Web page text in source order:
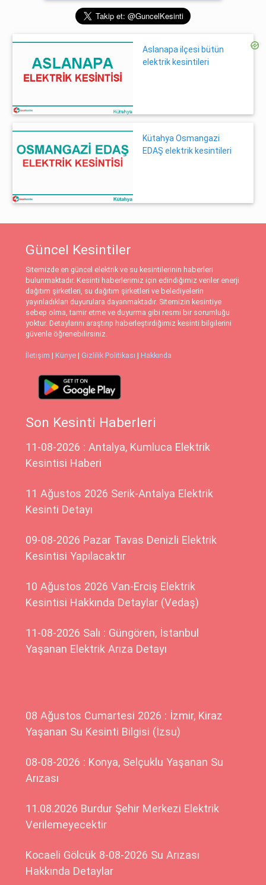
Aslanapa ilçesi bütün
elektrik kesintileri
Kütahya Osmangazi
EDAŞ elektrik kesintileri
Güncel Kesintiler
Sitemizde en güncel elektrik ve su kesintilerinin haberleri
bulunmaktadır. Kesinti haberlerimiz için edindiğimiz veriler enerji
dağıtım şirketleri, su dağıtım şirketleri ve belediyelerin
yayınladıkları duyurulara dayanmaktadır. Sitemizin kesintiye
sebep olma, tamir etme ve duyurma gibi resmi bir sorumluğu
yoktur. Detaylarını araştırıp haberleştirdiğimiz kesinti bilgilerini
güvenle öğrenebilirsiniz.
İletişim | Künye | Gizlilik Politikası | Hakkında
Son Kesinti Haberleri
11-08-2026 : Antalya, Kumluca Elektrik
Kesintisi Haberi
11 Ağustos 2026 Serik-Antalya Elektrik
Kesinti Detayı
09-08-2026 Pazar Tavas Denizli Elektrik
Kesintisi Yapılacaktır
10 Ağustos 2026 Van-Erciş Elektrik
Kesintisi Hakkında Detaylar (Vedaş)
11-08-2026 Salı : Güngören, İstanbul
Yaşanan Elektrik Arıza Detayı
08 Ağustos Cumartesi 2026 : İzmir, Kiraz
Yaşanan Su Kesinti Bilgisi (İzsu)
08-08-2026 : Konya, Selçuklu Yaşanan Su
Arızası
11.08.2026 Burdur Şehir Merkezi Elektrik
Verilemeyecektir
Kocaeli Gölcük 8-08-2026 Su Arızası
Hakkında Detaylar